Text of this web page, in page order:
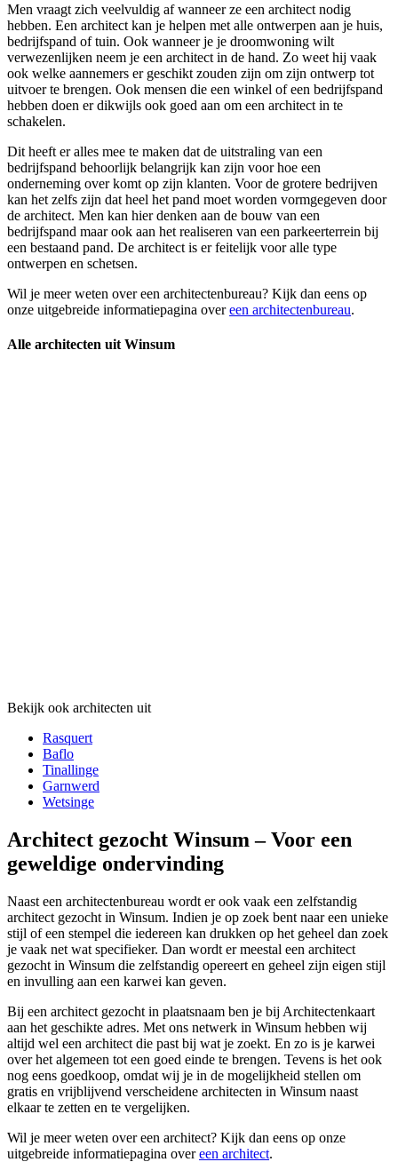
Men vraagt zich veelvuldig af wanneer ze een architect nodig
hebben. Een architect kan je helpen met alle ontwerpen aan je huis,
bedrijfspand of tuin. Ook wanneer je je droomwoning wilt
verwezenlijken neem je een architect in de hand. Zo weet hij vaak
ook welke aannemers er geschikt zouden zijn om zijn ontwerp tot
uitvoer te brengen. Ook mensen die een winkel of een bedrijfspand
hebben doen er dikwijls ook goed aan om een architect in te
schakelen.
Dit heeft er alles mee te maken dat de uitstraling van een
bedrijfspand behoorlijk belangrijk kan zijn voor hoe een
onderneming over komt op zijn klanten. Voor de grotere bedrijven
kan het zelfs zijn dat heel het pand moet worden vormgegeven door
de architect. Men kan hier denken aan de bouw van een
bedrijfspand maar ook aan het realiseren van een parkeerterrein bij
een bestaand pand. De architect is er feitelijk voor alle type
ontwerpen en schetsen.
Wil je meer weten over een architectenbureau? Kijk dan eens op
onze uitgebreide informatiepagina overeen architectenbureau.
Alle architecten uit Winsum
Bekijk ook architecten uit
Rasquert
Baflo
Tinallinge
Garnwerd
Wetsinge
Architect gezocht Winsum – Voor een
geweldige ondervinding
Naast een architectenbureau wordt er ook vaak een zelfstandig
architect gezocht in Winsum. Indien je op zoek bent naar een unieke
stijl of een stempel die iedereen kan drukken op het geheel dan zoek
je vaak net wat specifieker. Dan wordt er meestal een architect
gezocht in Winsum die zelfstandig opereert en geheel zijn eigen stijl
en invulling aan een karwei kan geven.
Bij een architect gezocht in plaatsnaam ben je bij Architectenkaart
aan het geschikte adres. Met ons netwerk in Winsum hebben wij
altijd wel een architect die past bij wat je zoekt. En zo is je karwei
over het algemeen tot een goed einde te brengen. Tevens is het ook
nog eens goedkoop, omdat wij je in de mogelijkheid stellen om
gratis en vrijblijvend verscheidene architecten in Winsum naast
elkaar te zetten en te vergelijken.
Wil je meer weten over een architect? Kijk dan eens op onze
uitgebreide informatiepagina overeen architect.